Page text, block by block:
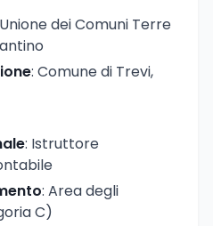
dei Comuni Terre
: Comune di Trevi,
: Istruttore
: Area degli
C)